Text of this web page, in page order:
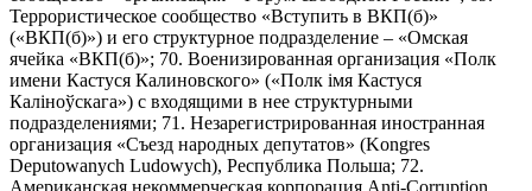
Террористическое сообщество «Вступить в ВКП(б)»
(«ВКП(б)») и его структурное подразделение – «Омская
ячейка «ВКП(б)»; 70. Военизированная организация «Полк
имени Кастуся Калиновского» («Полк iмя Кастуся
Калiноўскага») с входящими в нее структурными
подразделениями; 71. Незарегистрированная иностранная
организация «Съезд народных депутатов» (Kongres
Deputowanych Ludowych), Республика Польша; 72.
Американская некоммерческая корпорация Anti-Corruption